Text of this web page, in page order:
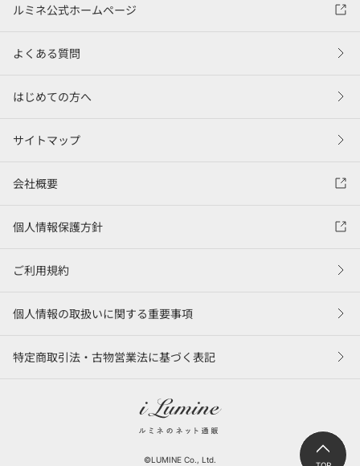
ルミネ公式ホームページ
よくある質問
はじめての方へ
サイトマップ
会社概要
個人情報保護方針
ご利用規約
個人情報の取扱いに関する重要事項
特定商取引法・古物営業法に基づく表記
©LUMINE Co., Ltd.